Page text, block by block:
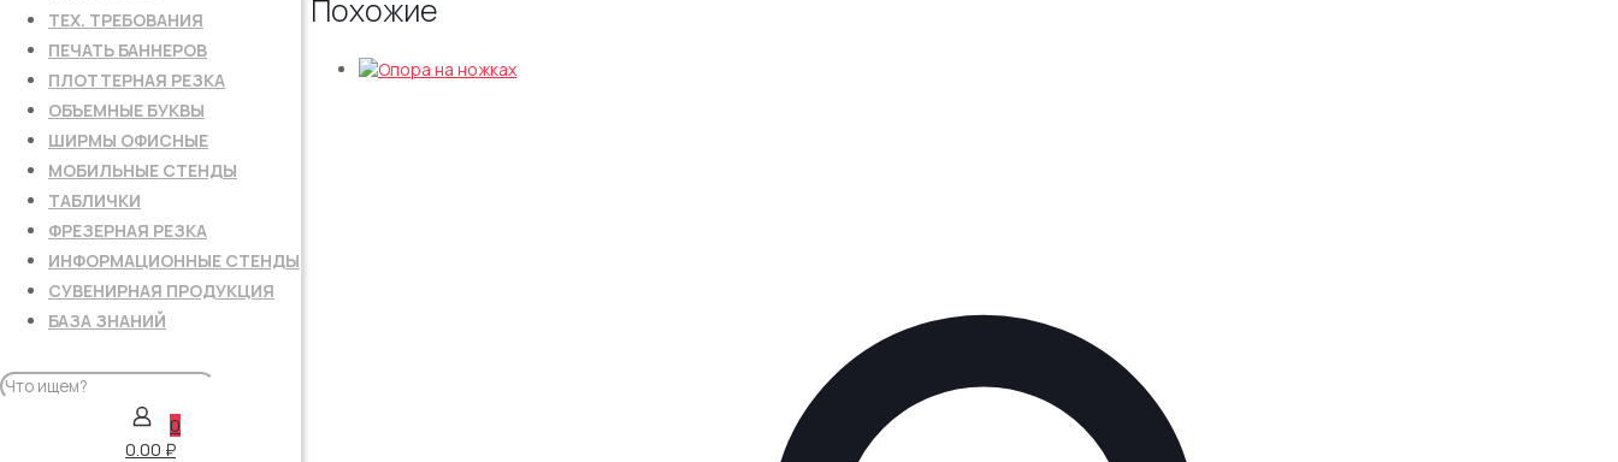
ТЕХ. ТРЕБОВАНИЯ
ПЕЧАТЬ БАННЕРОВ
ПЛОТТЕРНАЯ РЕЗКА
ОБЪЕМНЫЕ БУКВЫ
ШИРМЫ ОФИСНЫЕ
МОБИЛЬНЫЕ СТЕНДЫ
ТАБЛИЧКИ
ФРЕЗЕРНАЯ РЕЗКА
ИНФОРМАЦИОННЫЕ СТЕНДЫ
СУВЕНИРНАЯ ПРОДУКЦИЯ
БАЗА ЗНАНИЙ
0
0.00 ₽
основе,
мел
Похожие